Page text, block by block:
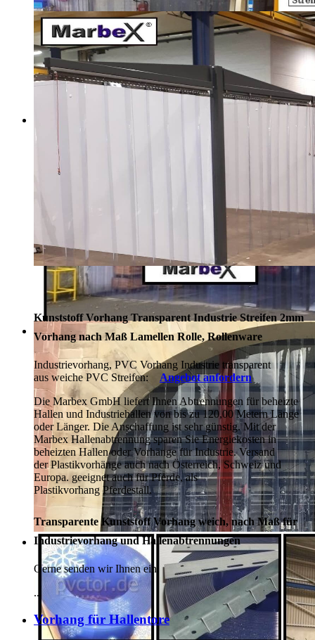
Kunststoff Vorhang Transparent Industrie Streifen 2mm
Vorhang nach Maß Lamellen Rolle, Rollenware
Industrievorhang, PVC Vorhang Industrie transparent
aus weiche PVC Streifen:
Angebot anfordern
Die Marbex GmbH liefert Ihnen Abtrennungen für beheizte
Hallen und Industriehallen von bis zu 120,00 Metern Länge
oder Länger. Die Anschaffung ist sehr günstig. Mit der
Marbex Hallenabtrennung sparen Sie Energiekosten in
beheizten Hallen oder Vorhänge für Industrie. Versand
der Plastikvorhänge auch nach Österreich, Schweiz und
Europa. geeignet auch für Pferde, als
Plastikvorhang Pferdestall.
Transparente Kunststoff Vorhang weich, nach Maß für
Industrievorhang und Hallenabtrennungen
Gerne senden wir Ihnen ein
...
Vorhang für Hallentore